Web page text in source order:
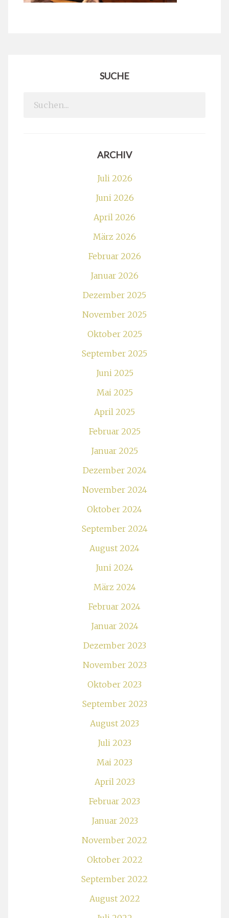
SUCHE
Search
ARCHIV
Juli 2026
Juni 2026
April 2026
März 2026
Februar 2026
Januar 2026
Dezember 2025
November 2025
Oktober 2025
September 2025
Juni 2025
Mai 2025
April 2025
Februar 2025
Januar 2025
Dezember 2024
November 2024
Oktober 2024
September 2024
August 2024
Juni 2024
März 2024
Februar 2024
Januar 2024
Dezember 2023
November 2023
Oktober 2023
September 2023
August 2023
Juli 2023
Mai 2023
April 2023
Februar 2023
Januar 2023
November 2022
Oktober 2022
September 2022
August 2022